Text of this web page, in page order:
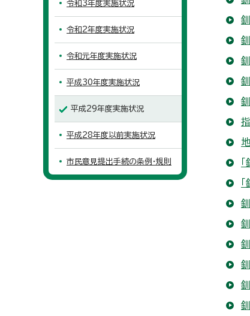
令和3年度実施状況
令和2年度実施状況
令和元年度実施状況
平成30年度実施状況
平成29年度実施状況
平成28年度以前実施状況
市民意見提出手続の条例・規則